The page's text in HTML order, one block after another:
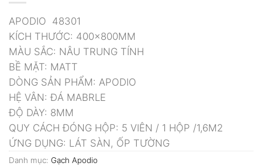
APODIO 48301
KÍCH THƯỚC: 400x800MM
MÀU SẮC: NÂU TRUNG TÍNH
BỀ MẶT: MATT
DÒNG SẢN PHẨM: APODIO
HỆ VÂN: ĐÁ MABRLE
ĐỘ DÀY: 8MM
QUY CÁCH ĐÓNG HỘP: 5 VIÊN / 1 HỘP /1,6M2
ỨNG DỤNG: LÁT SÀN, ỐP TƯỜNG
Danh mục: Gạch Apodio